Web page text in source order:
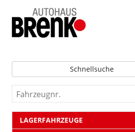
Schnellsuche
Fahrzeugnr.
LAGERFAHRZEUGE